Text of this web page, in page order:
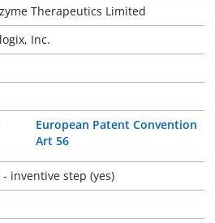
Therapeutics Limited
Inc.
European Patent Convention
Art 56
inventive step (yes)